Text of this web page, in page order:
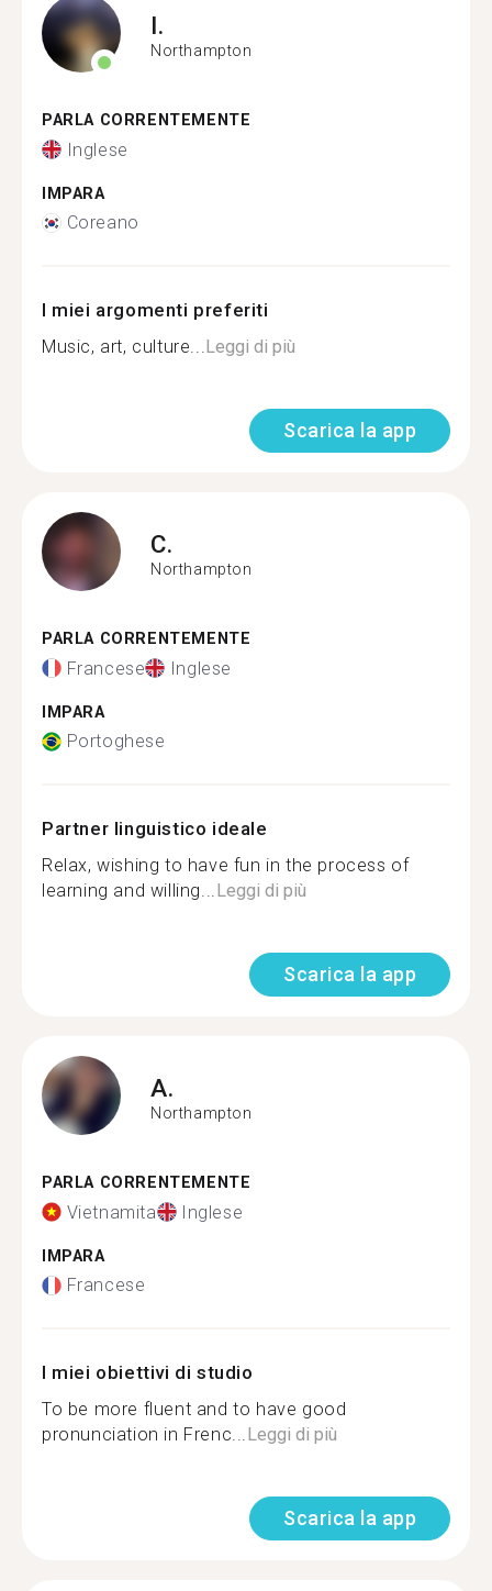
I.
Northampton
PARLA CORRENTEMENTE
Inglese
IMPARA
Coreano
I miei argomenti preferiti
Music, art, culture...Leggi di più
Scarica la app
C.
Northampton
PARLA CORRENTEMENTE
Francese Inglese
IMPARA
Portoghese
Partner linguistico ideale
Relax, wishing to have fun in the process of
learning and willing...Leggi di più
Scarica la app
A.
Northampton
PARLA CORRENTEMENTE
Vietnamita Inglese
IMPARA
Francese
I miei obiettivi di studio
To be more fluent and to have good
pronunciation in Frenc...Leggi di più
Scarica la app